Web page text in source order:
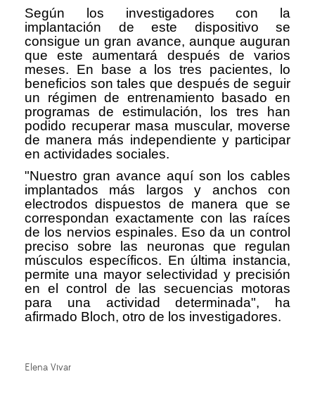
Según los investigadores con la
implantación de este dispositivo se
consigue un gran avance, aunque auguran
que este aumentará después de varios
meses. En base a los tres pacientes, lo
beneficios son tales que después de seguir
un régimen de entrenamiento basado en
programas de estimulación, los tres han
podido recuperar masa muscular, moverse
de manera más independiente y participar
en actividades sociales.
"Nuestro gran avance aquí son los cables
implantados más largos y anchos con
electrodos dispuestos de manera que se
correspondan exactamente con las raíces
de los nervios espinales. Eso da un control
preciso sobre las neuronas que regulan
músculos específicos. En última instancia,
permite una mayor selectividad y precisión
en el control de las secuencias motoras
para una actividad determinada", ha
afirmado Bloch, otro de los investigadores.
Elena Vivar